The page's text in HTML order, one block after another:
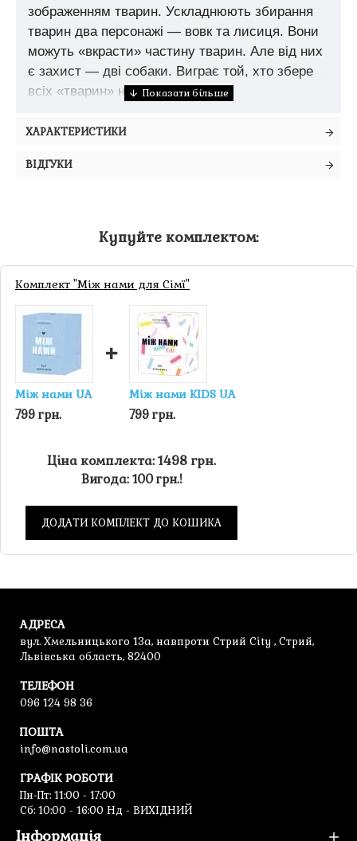
зображенням тварин. Ускладнюють збирання
тварин два персонажі — вовк та лисиця. Вони
можуть «вкрасти» частину тварин. Але від них
є захист — дві собаки. Виграє той, хто збере
всіх «тварин» на своїй «фермі».
ХАРАКТЕРИСТИКИ
ВІДГУКИ
Купуйте комплектом:
Комплект "Між нами для Сімї"
Між нами UA
799 грн.
+
Між нами KIDS UA
799 грн.
Ціна комплекта: 1498 грн.
Вигода: 100 грн.!
ДОДАТИ КОМПЛЕКТ ДО КОШИКА
АДРЕСА
вул. Хмельницького 13а, навпроти Стрий City , Стрий,
Львівська область, 82400
ТЕЛЕФОН
096 124 98 36
ПОШТА
info@nastoli.com.ua
ГРАФІК РОБОТИ
Пн-Пт: 11:00 - 17:00
Cб: 10:00 - 16:00 Нд - ВИХІДНИЙ
Інформація